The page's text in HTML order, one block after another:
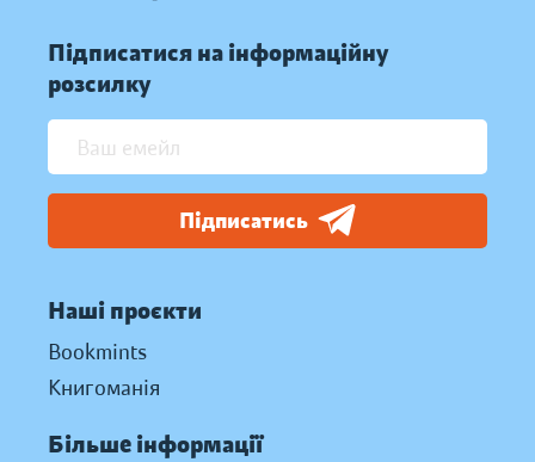
Підписатися на інформаційну
розсилку
Підписатись
Наші проєкти
Bookmints
Книгоманія
Більше інформації